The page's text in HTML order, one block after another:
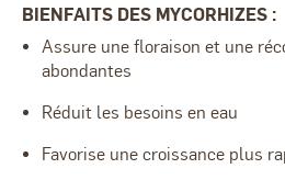
BIENFAITS DES MYCORHIZES :
Assure une floraison et une
abondantes
Réduit les besoins en eau
Favorise une croissance plus